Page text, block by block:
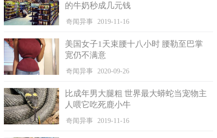
的牛奶秒成几元钱
奇闻异事 2019-11-16
美国女子1天束腰十八小时 腰勒至巴掌
宽仍不满意
奇闻异事 2020-09-26
比成年男大腿粗 世界最大蟒蛇当宠物主
人喂它吃死鹿小牛
奇闻异事 2019-11-16